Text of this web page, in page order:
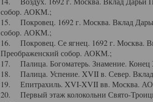
собор. АОКМ.;
15. Покровец. 1692 г. Москва. Вклад
собор. АОКМ.;
16. Покровец. Се ягнец. 1692 г. Москва.
Преображенский собор. АОКМ.;
17. Палица. Богоматерь. Знамение.
18. Палица. Успение. XVII в. Север. Вклад
19. Епитрахиль. XVI-XVII вв. Москва.
20. Первый этаж колокольни Свято-